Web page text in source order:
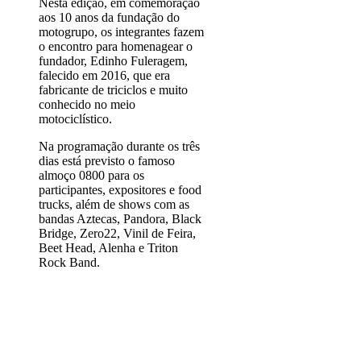
aos 10 anos da fundação do
motogrupo, os integrantes fazem
o encontro para homenagear o
fundador, Edinho Fuleragem,
falecido em 2016, que era
fabricante de triciclos e muito
conhecido no meio
motociclístico.
Na programação durante os três
dias está previsto o famoso
almoço 0800 para os
participantes, expositores e food
trucks, além de shows com as
bandas Aztecas, Pandora, Black
Bridge, Zero22, Vinil de Feira,
Beet Head, Alenha e Triton
Rock Band.